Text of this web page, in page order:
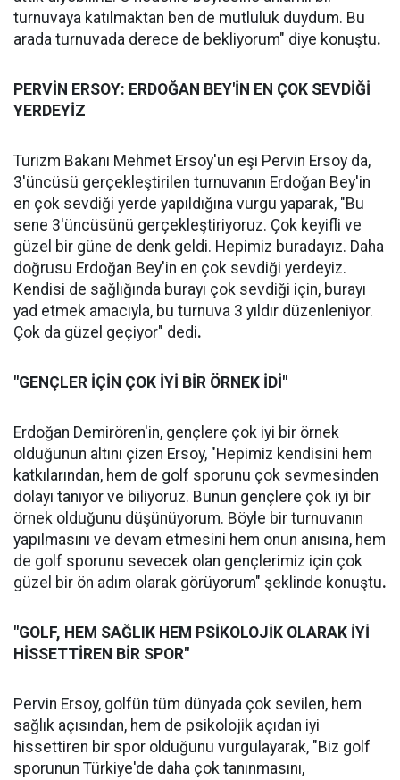
turnuvaya katılmaktan ben de mutluluk duydum. Bu
arada turnuvada derece de bekliyorum" diye konuştu.
PERVİN ERSOY: ERDOĞAN BEY'İN EN ÇOK SEVDİĞİ
YERDEYİZ
Turizm Bakanı Mehmet Ersoy'un eşi Pervin Ersoy da,
3'üncüsü gerçekleştirilen turnuvanın Erdoğan Bey'in
en çok sevdiği yerde yapıldığına vurgu yaparak, "Bu
sene 3'üncüsünü gerçekleştiriyoruz. Çok keyifli ve
güzel bir güne de denk geldi. Hepimiz buradayız. Daha
doğrusu Erdoğan Bey'in en çok sevdiği yerdeyiz.
Kendisi de sağlığında burayı çok sevdiği için, burayı
yad etmek amacıyla, bu turnuva 3 yıldır düzenleniyor.
Çok da güzel geçiyor" dedi.
"GENÇLER İÇİN ÇOK İYİ BİR ÖRNEK İDİ"
Erdoğan Demirören'in, gençlere çok iyi bir örnek
olduğunun altını çizen Ersoy, "Hepimiz kendisini hem
katkılarından, hem de golf sporunu çok sevmesinden
dolayı tanıyor ve biliyoruz. Bunun gençlere çok iyi bir
örnek olduğunu düşünüyorum. Böyle bir turnuvanın
yapılmasını ve devam etmesini hem onun anısına, hem
de golf sporunu sevecek olan gençlerimiz için çok
güzel bir ön adım olarak görüyorum" şeklinde konuştu.
"GOLF, HEM SAĞLIK HEM PSİKOLOJİK OLARAK İYİ
HİSSETTİREN BİR SPOR"
Pervin Ersoy, golfün tüm dünyada çok sevilen, hem
sağlık açısından, hem de psikolojik açıdan iyi
hissettiren bir spor olduğunu vurgulayarak, "Biz golf
sporunun Türkiye'de daha çok tanınmasını,